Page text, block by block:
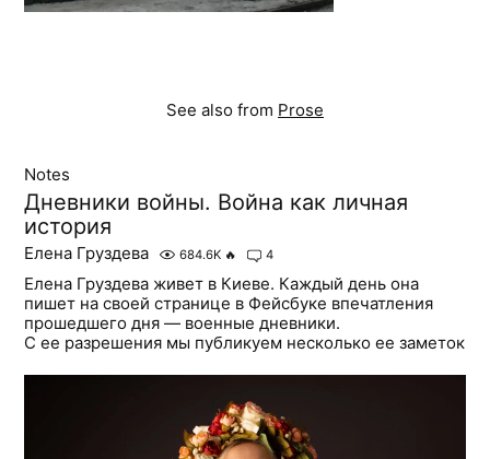
See also from Prose
Notes
Дневники войны. Война как личная
история
Елена Груздева 684.6K 🔥 4
Елена Груздева живет в Киеве. Каждый день она
пишет на своей странице в Фейсбуке впечатления
прошедшего дня — военные дневники.
С ее разрешения мы публикуем несколько ее заметок